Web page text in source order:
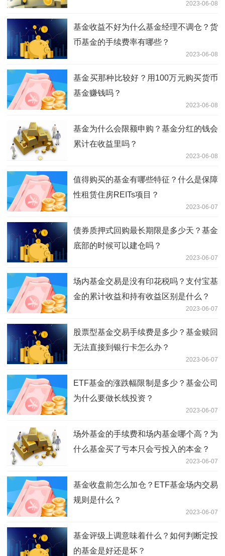
2023-06-08
基金收益不好为什么基金经理不调仓？货
币基金的手续费率有哪些？
2023-06-08
基金买那种比较好？用100万元购买货币
基金赚钱吗？
2023-06-08
基金为什么会限额申购？基金分红的钱会
累计在收益里吗？
2023-06-08
值得购买的基金有哪些特征？什么是保障
性租赁住房REITs项目？
2023-06-07
债券质押式回购最长期限是多少天？基金
底部的时候可以建仓吗？
2023-06-07
场内基金交易是没有印花税吗？支付宝基
金的累计收益和持有收益区别是什么？
2023-06-07
股票型基金交易手续费是多少？基金赎回
无法直接到银行卡怎么办？
2023-06-07
ETF基金的涨跌幅限制是多少？基金公司
为什么要做长线投资？
2023-06-07
场外基金的手续费和场内基金哪个高？为
什么基金买了亏本只会亏投入的本金？
2023-06-07
基金收盘前怎么加仓？ETF基金场内交易
规则是什么？
2023-06-07
基金评级上调意味着什么？如何判断定投
的基金是好还是坏？